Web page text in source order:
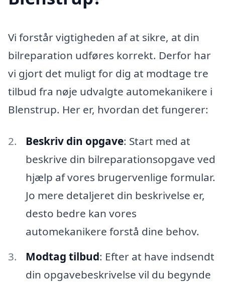
Vi forstår vigtigheden af at sikre, at din
bilreparation udføres korrekt. Derfor har
vi gjort det muligt for dig at modtage tre
tilbud fra nøje udvalgte automekanikere i
Blenstrup. Her er, hvordan det fungerer:
Beskriv din opgave: Start med at
beskrive din bilreparationsopgave ved
hjælp af vores brugervenlige formular.
Jo mere detaljeret din beskrivelse er,
desto bedre kan vores
automekanikere forstå dine behov.
Modtag tilbud: Efter at have indsendt
din opgavebeskrivelse vil du begynde